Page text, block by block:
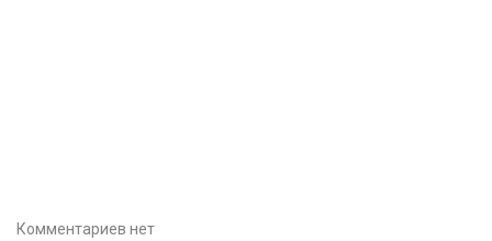
Комментариев нет